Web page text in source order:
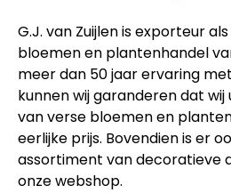
G.J. van Zuijlen is exporteur
bloemen en plantenhandel
meer dan 50 jaar ervaring
kunnen wij garanderen dat wij
van verse bloemen en
eerlijke prijs. Bovendien is er
assortiment van decoratieve
onze webshop.